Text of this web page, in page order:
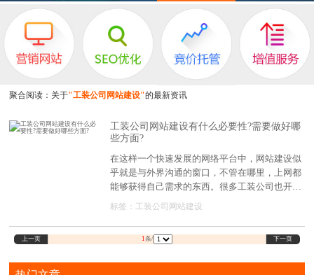
聚合阅读：关于"工装公司网站建设"的最新资讯
工装公司网站建设有什么必要性?需要做好哪
些方面?
在这样一个快速发展的网络平台中，网站建设似
乎就是与外界沟通的窗口，不管在哪里，上网都
能够获得自己需求的东西。很多工装公司也开启
了网站建设的现象，那么工装公司网站建设有什
标签： 工装公司网站建设
上一页 1条/ 下一页